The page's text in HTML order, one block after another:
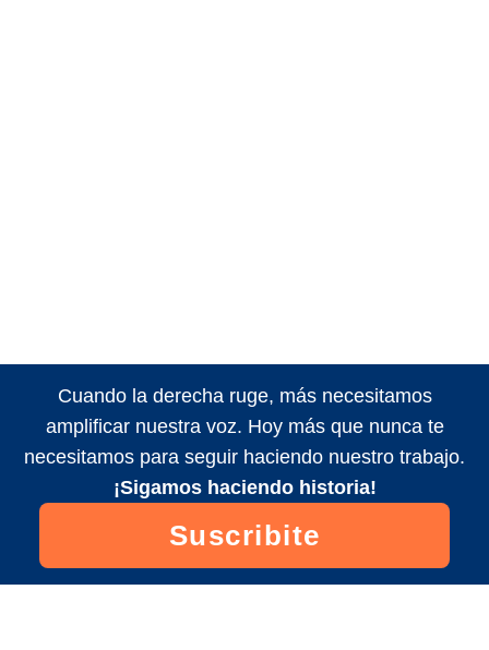
Cuando la derecha ruge, más necesitamos
amplificar nuestra voz. Hoy más que nunca te
necesitamos para seguir haciendo nuestro trabajo.
¡Sigamos haciendo historia!
Suscribite